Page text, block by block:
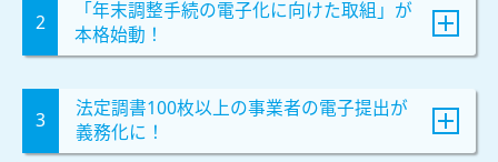
「年末調整手続の電子化に向けた取組」が
本格始動！
法定調書100枚以上の事業者の電子提出が
義務化に！